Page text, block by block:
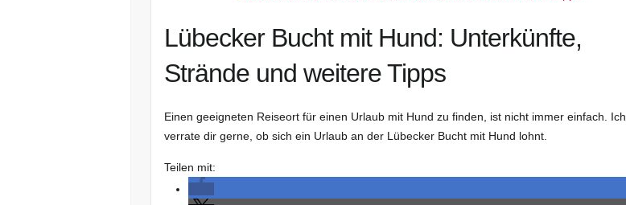
Lübecker Bucht mit Hund: Unterkünfte,
Strände und weitere Tipps
Einen geeigneten Reiseort für einen Urlaub mit Hund zu finden, ist nicht immer einfach. Ich
verrate dir gerne, ob sich ein Urlaub an der Lübecker Bucht mit Hund lohnt.
Teilen mit: